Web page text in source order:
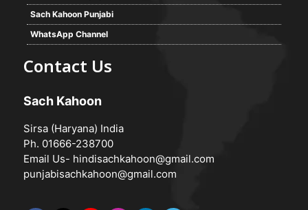
Sach Kahoon Punjabi
WhatsApp Channel
Contact Us
Sach Kahoon
Sirsa (Haryana) India
Ph. 01666-238700
Email Us- hindisachkahoon@gmail.com
punjabisachkahoon@gmail.com